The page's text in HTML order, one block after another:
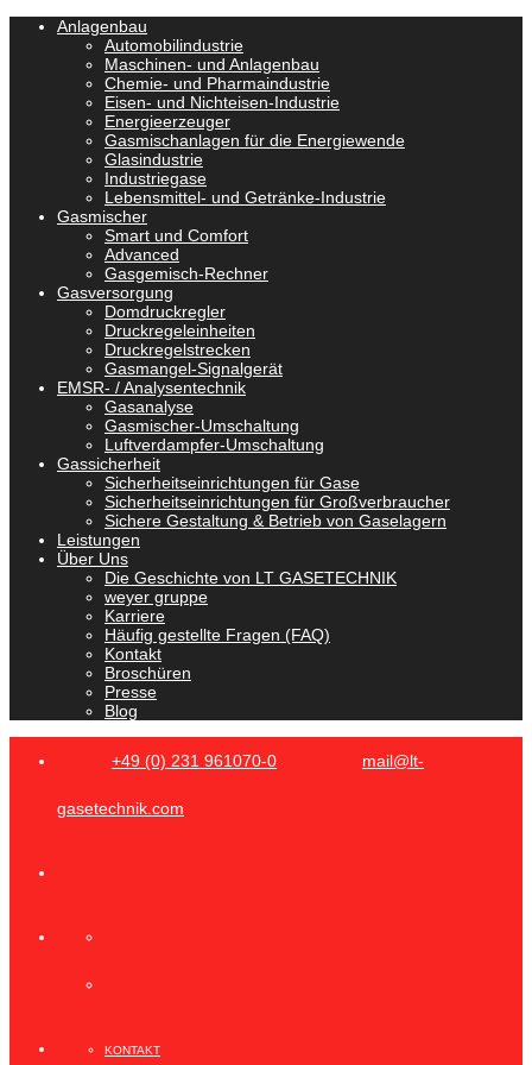
Anlagenbau
Automobilindustrie
Maschinen- und Anlagenbau
Chemie- und Pharmaindustrie
Eisen- und Nichteisen-Industrie
Energieerzeuger
Gasmischanlagen für die Energiewende
Glasindustrie
Industriegase
Lebensmittel- und Getränke-Industrie
Gasmischer
Smart und Comfort
Advanced
Gasgemisch-Rechner
Gasversorgung
Domdruckregler
Druckregeleinheiten
Druckregelstrecken
Gasmangel-Signalgerät
EMSR- / Analysentechnik
Gasanalyse
Gasmischer-Umschaltung
Luftverdampfer-Umschaltung
Gassicherheit
Sicherheitseinrichtungen für Gase
Sicherheitseinrichtungen für Großverbraucher
Sichere Gestaltung & Betrieb von Gaselagern
Leistungen
Über Uns
Die Geschichte von LT GASETECHNIK
weyer gruppe
Karriere
Häufig gestellte Fragen (FAQ)
Kontakt
Broschüren
Presse
Blog
+49 (0) 231 961070-0 mail@lt-
gasetechnik.com
KONTAKT